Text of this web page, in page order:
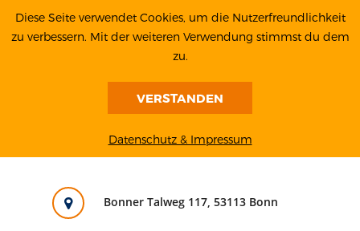
Bonner Talweg 117, 53113 Bonn
Diese Seite verwendet Cookies, um die Nutzerfreundlichkeit
zu verbessern. Mit der weiteren Verwendung stimmst du dem
zu.
VERSTANDEN
Datenschutz & Impressum